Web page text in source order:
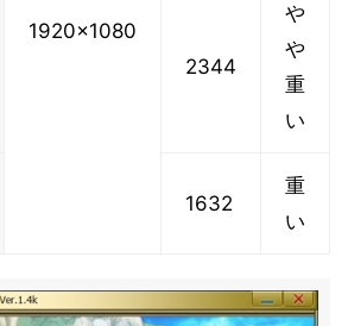
1920x1080
2344
や
や
重
い
1632
重
い